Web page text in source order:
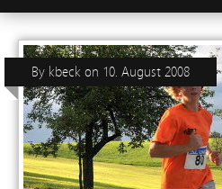
By kbeck on 10. August 2008